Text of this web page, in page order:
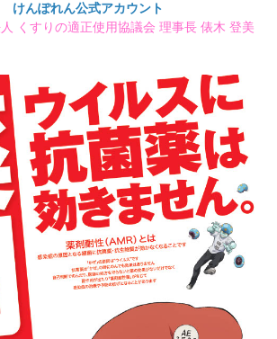
けんぽれん公式アカウント
人 くすりの適正使用協議会 理事長 俵木 登美